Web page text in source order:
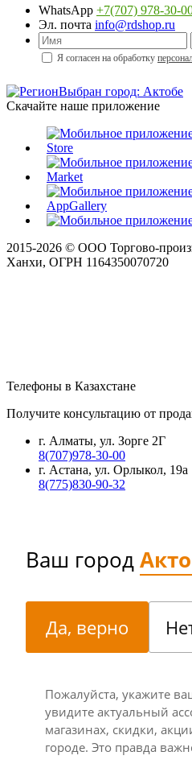
WhatsApp +7(707) 978-30-
Эл. почта info@rdshop.ru
Я согласен на обработку
Выбран город: Актобе
Скачайте наше приложение
2015-2026 © ООО Торгово-
Ханхи, ОГРН 1164350070720
Телефоны в Казахстане
Получите консультацию от
г. Алматы, ул. Зорге 2Г
8(707)978-30-00
г. Астана, ул. Орлыкол, 19а
8(775)830-90-32
Ваш город
Да, верно
Пожалуйста, укажите
увидите актуальный
магазинах, скидки,
городе. Это правда